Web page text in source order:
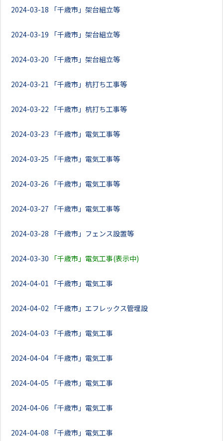
2024-03-18 「千歳市」架台組立等
2024-03-19 「千歳市」架台組立等
2024-03-20 「千歳市」架台組立等
2024-03-21 「千歳市」杭打ち工事等
2024-03-22 「千歳市」杭打ち工事等
2024-03-23 「千歳市」電気工事等
2024-03-25 「千歳市」電気工事等
2024-03-26 「千歳市」電気工事等
2024-03-27 「千歳市」電気工事等
2024-03-28 「千歳市」フェンス設置等
2024-03-30 「千歳市」電気工事(表示中)
2024-04-01 「千歳市」電気工事
2024-04-02 「千歳市」エフレックス管埋設
2024-04-03 「千歳市」電気工事
2024-04-04 「千歳市」電気工事
2024-04-05 「千歳市」電気工事
2024-04-06 「千歳市」電気工事
2024-04-08 「千歳市」電気工事